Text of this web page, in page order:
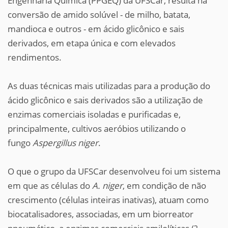
conversão de amido solúvel - de milho, batata,
mandioca e outros - em ácido glicônico e sais
derivados, em etapa única e com elevados
rendimentos.
As duas técnicas mais utilizadas para a produção do
ácido glicônico e sais derivados são a utilização de
enzimas comerciais isoladas e purificadas e,
principalmente, cultivos aeróbios utilizando o
fungoAspergillus niger.
O que o grupo da UFSCar desenvolveu foi um sistema
em que as células doA. niger, em condição de não
crescimento (células inteiras inativas), atuam como
biocatalisadores, associadas, em um biorreator